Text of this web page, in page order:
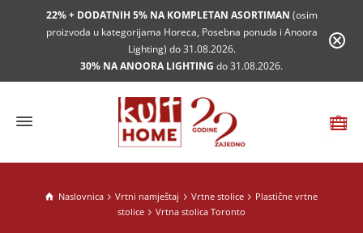
22% + DODATNIH 5% NA KOMPLETAN ASORTIMAN (osim
proizvoda u kategorijama Horeca, Posebna ponuda i Anoora
Lighting) do 31.08.2026.
30% NA ANOORA LIGHTING do 31.08.2026.
Naslovnica Vrtni namještaj Vrtne stolice
Plastične vrtne
stolice
Vrtna stolica Toronto